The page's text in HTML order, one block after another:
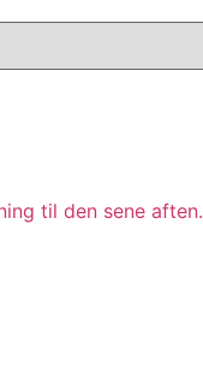
til den sene aften.